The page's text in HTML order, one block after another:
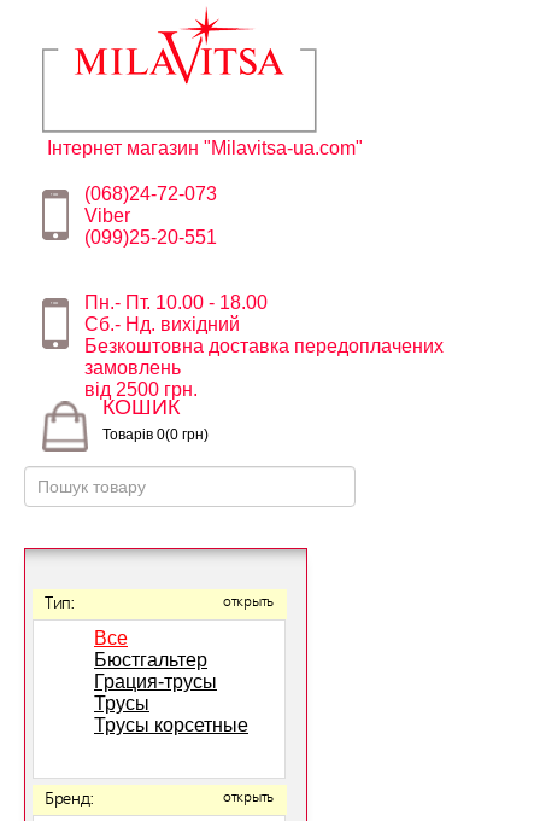
Інтернет магазин "Milavitsa-ua.com"
(068)24-72-073
Viber
(099)25-20-551
Пн.- Пт. 10.00 - 18.00
Сб.- Нд. вихідний
Безкоштовна доставка передоплачених
замовлень
від 2500 грн.
КОШИК
Товарів 0(0 грн)
Тип: открыть
Все
Бюстгальтер
Грация-трусы
Трусы
Трусы корсетные
Бренд: открыть